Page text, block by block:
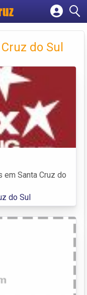
do Sul
em Santa Cruz do
do Sul